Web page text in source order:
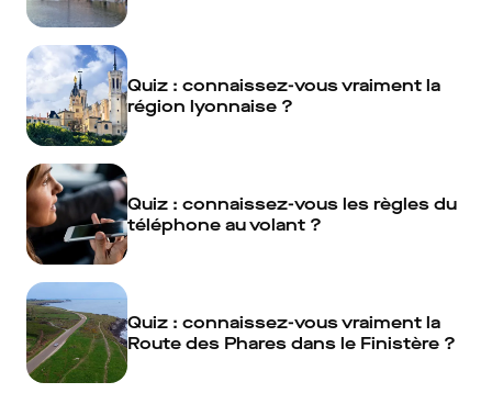
Quiz : connaissez-vous vraiment la
région lyonnaise ?
Quiz : connaissez-vous les règles du
téléphone au volant ?
Quiz : connaissez-vous vraiment la
Route des Phares dans le Finistère ?